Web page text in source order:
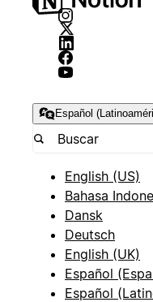
Español
English (US)
Bahasa
Dansk
Deutsch
English (UK)
Español
Español